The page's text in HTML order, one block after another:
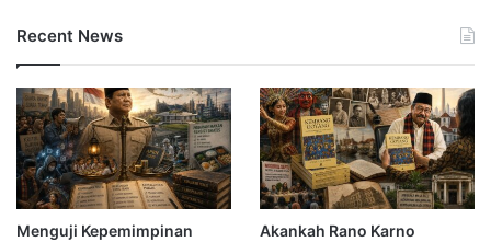
Recent News
Menguji Kepemimpinan
Akankah Rano Karno